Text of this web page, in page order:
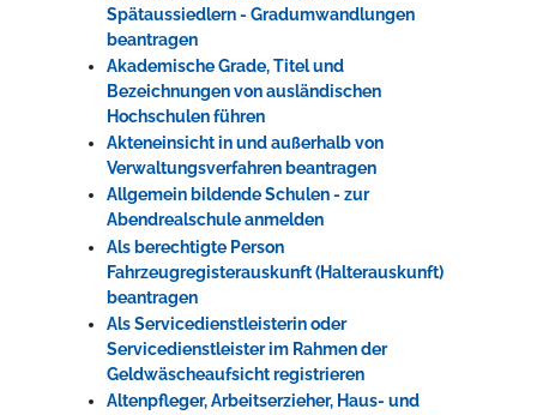
Spätaussiedlern - Gradumwandlungen
beantragen
Akademische Grade, Titel und
Bezeichnungen von ausländischen
Hochschulen führen
Akteneinsicht in und außerhalb von
Verwaltungsverfahren beantragen
Allgemein bildende Schulen - zur
Abendrealschule anmelden
Als berechtigte Person
Fahrzeugregisterauskunft (Halterauskunft)
beantragen
Als Servicedienstleisterin oder
Servicedienstleister im Rahmen der
Geldwäscheaufsicht registrieren
Altenpfleger, Arbeitserzieher, Haus- und